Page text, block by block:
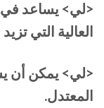
<لي> يساعد في
العالية التي
<لي> يمكن أن
المعتدل.